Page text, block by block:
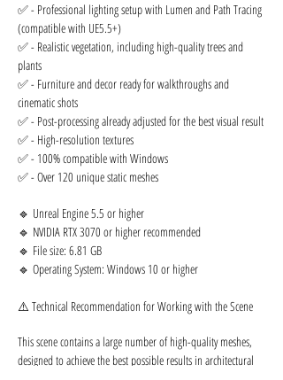
✅ - Professional lighting setup with Lumen and Path Tracing
(compatible with UE5.5+)
✅ - Realistic vegetation, including high-quality trees and
plants
✅ - Furniture and decor ready for walkthroughs and
cinematic shots
✅ - Post-processing already adjusted for the best visual result
✅ - High-resolution textures
✅ - 100% compatible with Windows
✅ - Over 120 unique static meshes
🔹 Unreal Engine 5.5 or higher
🔹 NVIDIA RTX 3070 or higher recommended
🔹 File size: 6.81 GB
🔹 Operating System: Windows 10 or higher
⚠️ Technical Recommendation for Working with the Scene
This scene contains a large number of high-quality meshes,
designed to achieve the best possible results in architectural